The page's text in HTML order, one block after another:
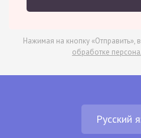
Нажимая на кнопку «Отправить»,
обработке
Русский